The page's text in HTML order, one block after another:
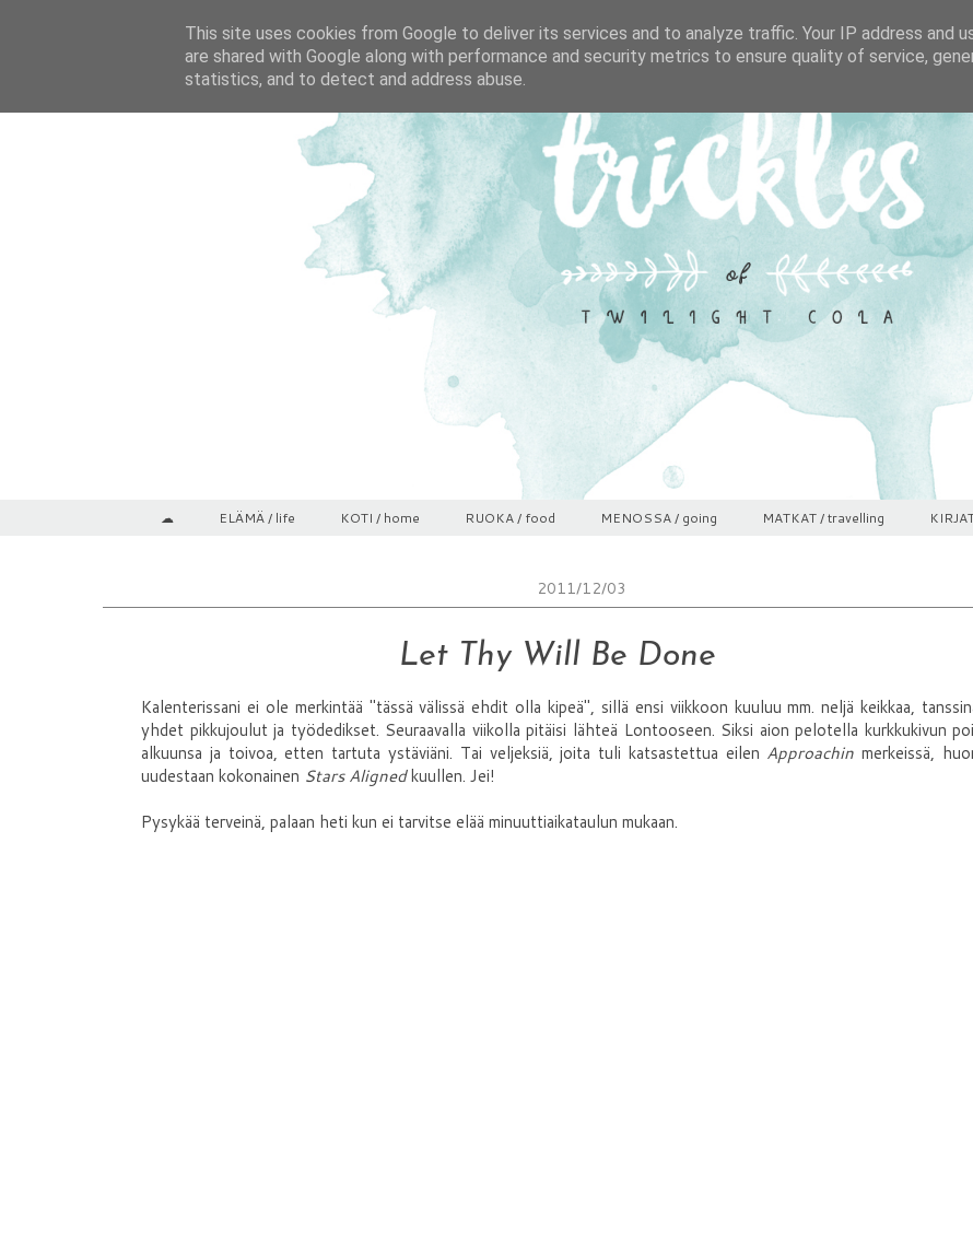
☁ ELÄMÄ / life KOTI / home RUOKA / food MENOSSA / going MATKAT / travelling
2011/12/03
Let Thy Will Be Done
Kalenterissani ei ole merkintää "tässä välissä ehdit olla kipeä", sillä ensi viikkoon kuuluu mm. neljä keikkaa,
yhdet pikkujoulut ja työdedikset. Seuraavalla viikolla pitäisi lähteä Lontooseen. Siksi aion pelotella kurkkukivun
alkuunsa ja toivoa, etten tartuta ystäviäni. Tai veljeksiä, joita tuli katsastettua eilen Approachinmerkeissä,
uudestaan kokonainen Stars Alignedkuullen. Jei!
Pysykää terveinä, palaan heti kun ei tarvitse elää minuuttiaikataulun mukaan.
This site uses cookies from Google to deliver its services and to analyze traffic. Your IP address and
are shared with Google along with performance and security metrics to ensure quality of service,
statistics, and to detect and address abuse.